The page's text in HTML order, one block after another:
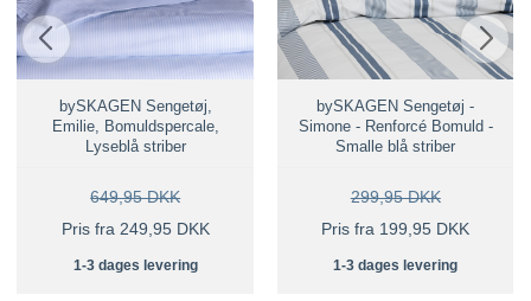
bySKAGEN Sengetøj,
Emilie, Bomuldspercale,
Lyseblå striber
649,95 DKK
Pris fra 249,95 DKK
1-3 dages levering
bySKAGEN Sengetøj -
Simone - Renforcé Bomuld -
Smalle blå striber
299,95 DKK
Pris fra 199,95 DKK
1-3 dages levering